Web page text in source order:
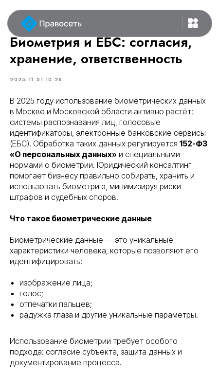
Биометрия и ЕБС: согласия,
хранение, ответственность
2025-11-01 10:28
В 2025 году использование биометрических данных
в Москве и Московской области активно растёт:
системы распознавания лиц, голосовые
идентификаторы, электронные банковские сервисы
(ЕБС). Обработка таких данных регулируется 152-ФЗ
«О персональных данных» и специальными
нормами о биометрии. Юридический консалтинг
помогает бизнесу правильно собирать, хранить и
использовать биометрию, минимизируя риски
штрафов и судебных споров.
Что такое биометрические данные
Биометрические данные — это уникальные
характеристики человека, которые позволяют его
идентифицировать:
изображение лица;
голос;
отпечатки пальцев;
радужка глаза и другие уникальные параметры.
Использование биометрии требует особого
подхода: согласие субъекта, защита данных и
документирование процесса.